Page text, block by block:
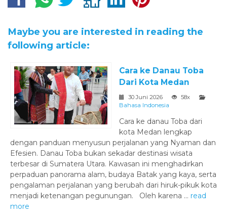
Maybe you are interested in reading the
following article:
Cara ke Danau Toba
Dari Kota Medan
30 Juni 2026
58x
Bahasa Indonesia
Cara ke danau Toba dari
kota Medan lengkap
dengan panduan menyusun perjalanan yang Nyaman dan
Efesien. Danau Toba bukan sekadar destinasi wisata
terbesar di Sumatera Utara. Kawasan ini menghadirkan
perpaduan panorama alam, budaya Batak yang kaya, serta
pengalaman perjalanan yang berubah dari hiruk-pikuk kota
menjadi ketenangan pegunungan. Oleh karena ... read
more